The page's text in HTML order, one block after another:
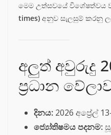
මෙම උත්සවයේ විශේෂත්වය
times) අනුව සැලසුම් කරනු
අලුත් අවුරුදු
ප්‍රධාන
දිනය: 2026 අප්‍රේල්
ජ්‍යෝතිෂමය පදනම: